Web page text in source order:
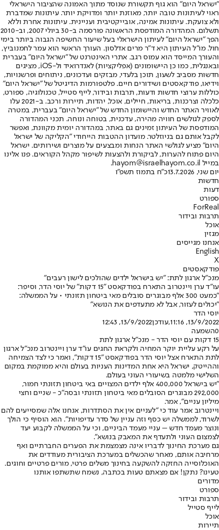
"ישראל היום" הוא גוף תקשורת שנוסד מתוך האמונה שהציבור הישראלי
ראוי לעיתונות טובה יותר, מאוזנת יותר ומדויקת יותר. עיתונות שמדברת
ולא צועקת. עיתונות אמינה, אובייקטיבית ועניינית. עיתונות אחרת וללא
תשלום. המהדורה המודפסת הראשונה פורסמה ב-30 ביולי 2007, וב-2010
הפך "ישראל היום" לעיתון הישראלי בעל שיעור החשיפה הגבוה ביותר בימי
חול. מו"ל העיתון היא ד"ר מרים אדלסון. העורך הראשי הוא עמר לחמנוביץ,
והעורך המייסד הוא עמוס רגב. אתרי האינטרנט של "ישראל היום" בעברית
ובאנגלית, כמו כן היישומונים (אפליקציות) לאנדרואיד ול-iOS, מציגים
חדשות מסביב לשעון, תוכן בלעדי, מבזקים ועדכונים, ניתוחים ופרשנויות,
וידיאו, פודקאסטים ושידורים חיים. פלטפורמות הדיגיטל של "ישראל היום"
כוללות ערוצי חדשות ודעות, תרבות ובידור, לייף סטייל, טכנולוגיה, ספורט,
כלכלה וצרכנות, בריאות, חיילים, אוכל, יהדות, תיירות ורכב. ב-2021 עלו
לאוויר האתר החדש והיישומון החדש של "ישראל היום" בעברית, במטרה
לספק לגולשים חוויה מהירה, עדכנית, בטוחה ונוחה. תכני המהדורה
המודפסת של העיתון זמינים גם באתר, במהדורה יומית מקוונת, ואפשר
לקבל אותם גם בניוזלטר. מועדון ההטבות הייחודי "הקליקה של ישראל
היום" מציע לגולשי האתר הנחות ומבצעים על מוצרים ושירותים. ישראל
היום פתוח להערות, לביקורת ולהצעות לשיפור מקהל הקוראים. פנו אלינו
במייל hayom@israelhayom.co.il.
יום שני, 13.7.2026
כ"ח בתמוז תשפ"ו
חדשות
דעות
ספורט
ForReal
תרבות ובידור
אוכל
מגזין
אנחנו מגייסים
English
X
פודקאסטים
מנכ"ל ארגון לתת: "יש בישראל ילדים שהולכים לישון רעבים"
עו"ד ערן ויינטרוב התארח בפודקאסט "15 דקות" של יוסי הדר, וסיפר:
"כמעט 300 אלף מבוגרים סובלים מאי ביטחון תזונתי • על הממשלה:
"יכולים לעזור, אבל לא מתעדפים את הנושא"
יוסי הדר
13/9/2022, 11:16
,עודכן13/9/2022, 12:43
0השמעה
15 דקות עם יוסי הדר - מנכ"ל ארגון לתת
על רקע עליית יוקר המחיה ולקראת החגים עו"ד ערן ויינטרוב מנכ"ל ארגון
לתת התארח אצל יוסי הדר בפודקאסט "15 דקות", ואמר כי לצד הצמיחה
וההייטק, ישראל היא אחת המדינות העניות בעולם והיא ממוקמת במקום
השלישי מלמטה בשיעורי העוני בעולם.
"יש בישראל 400,000 אלף ילדים המצויים באי ביטחון תזונתי חמור,
292,000 מבוגרים הסובלים מאי ביטחון תזונתי ובסה"כ - שניים וחצי
מיליון עניים", אמר.
ויינטרוב אמר עוד כי "לעניים אין את הסתדרות, אנחנו אלה שמסייעים להם
לשרוד, לממשלה יש כסף וזה עניין של סדר עדיפויות". הוא הוסיף כי הולך
ונוצר מעמד חדש – עניי מעמד הביניים, וכי על הממשלה לקבוע יעד
לצמצום העוני ולתעדף את המאבק בנושא".
גם מערכת החינוך לדבריו אינה מצמצמת את הפערים החברתיים ואף
מרחיבה אותם, מאחר שהכשלים במערכת הציבורית מעודדים את
האוכלוסייה החזקה להשקעה בחינוך משלים פרטי, מורים פרטיים וחוגים.
טעינו? נתקן! אם מצאתם טעות בכתבה, נשמח שתשתפו אותנו
מדורים
ספורט
תרבות ובידור
לייף סטייל
אוכל
תיירות